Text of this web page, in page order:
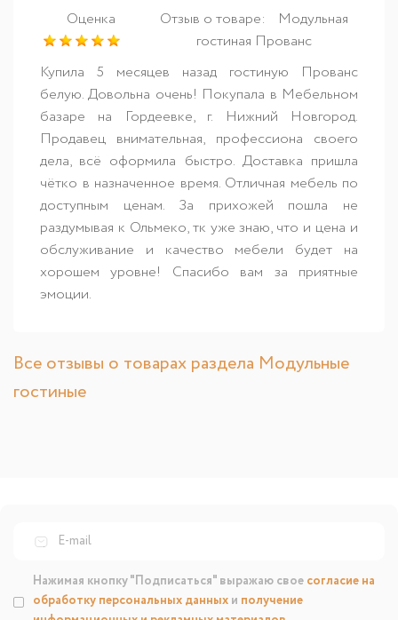
Оценка
Отзыв о товаре:
Модульная
гостиная Прованс
Купила 5 месяцев назад гостиную Прованс
белую. Довольна очень! Покупала в Мебельном
базаре на Гордеевке, г. Нижний Новгород.
Продавец внимательная, профессиона своего
дела, всё оформила быстро. Доставка пришла
чётко в назначенное время. Отличная мебель по
доступным ценам. За прихожей пошла не
раздумывая к Ольмеко, тк уже знаю, что и цена и
обслуживание и качество мебели будет на
хорошем уровне! Спасибо вам за приятные
эмоции.
Все отзывы о товарах раздела Модульные
гостиные
Нажимая кнопку "Подписаться" выражаю свое согласие на
обработку персональных данных и получение